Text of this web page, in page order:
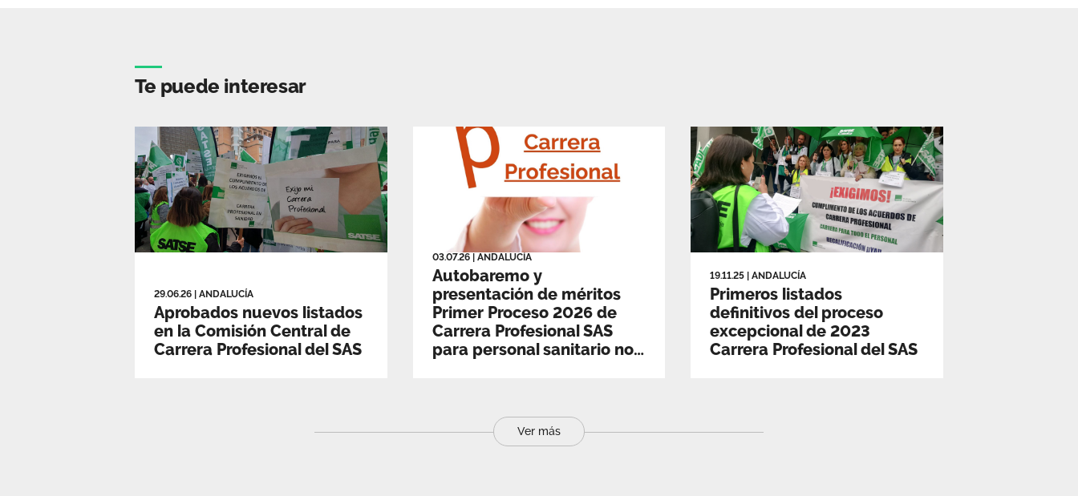
Te puede interesar
29.06.26 ANDALUCÍA
Aprobados nuevos listados
en la Comisión Central de
Carrera Profesional del SAS
03.07.26 ANDALUCÍA
Autobaremo y
presentación de méritos
Primer Proceso 2026 de
Carrera Profesional SAS
para personal sanitario no
19.11.25 |ANDALUCÍA
Primeros listados
definitivos del proceso
excepcional de 2023
Carrera Profesional del SAS
Ver más